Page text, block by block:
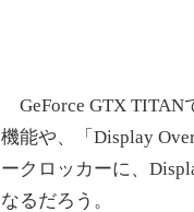
GeForce GTX TITAN
機能や、「Display
ークロッカーに、
なるだろう。